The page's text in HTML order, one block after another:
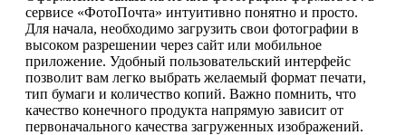
сервисе «ФотоПочта» интуитивно понятно и просто.
Для начала, необходимо загрузить свои фотографии в
высоком разрешении через сайт или мобильное
приложение. Удобный пользовательский интерфейс
позволит вам легко выбрать желаемый формат печати,
тип бумаги и количество копий. Важно помнить, что
качество конечного продукта напрямую зависит от
первоначального качества загруженных изображений.